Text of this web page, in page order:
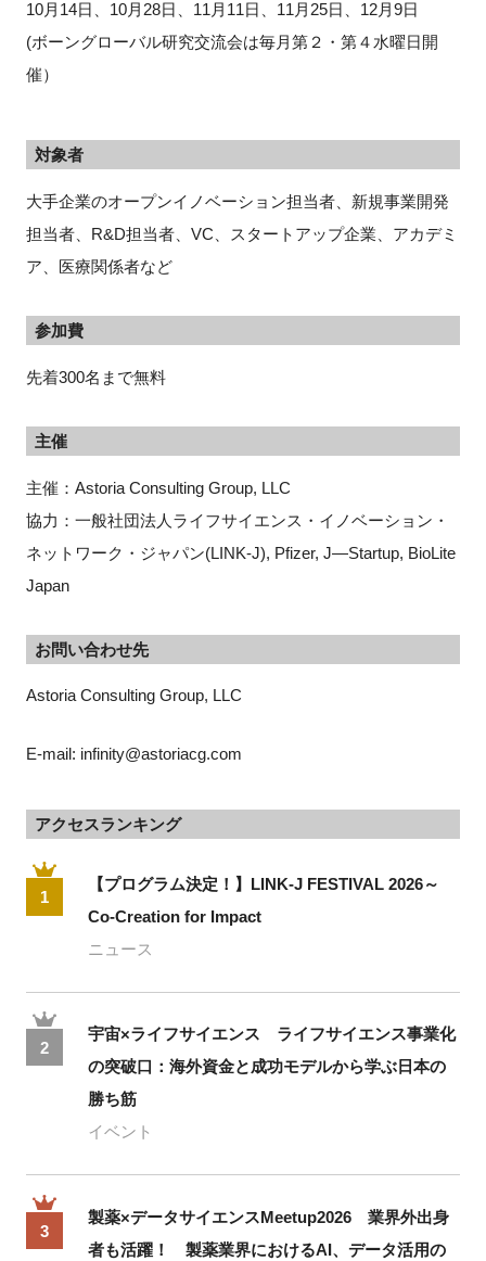
10月14日、10月28日、11月11日、11月25日、12月9日
(ボーングローバル研究交流会は毎月第２・第４水曜日開
催）
対象者
大手企業のオープンイノベーション担当者、新規事業開発
担当者、R&D担当者、VC、スタートアップ企業、アカデミ
ア、医療関係者など
参加費
先着300名まで無料
主催
主催：Astoria Consulting Group, LLC
協力：一般社団法人ライフサイエンス・イノベーション・
ネットワーク・ジャパン(LINK-J), Pfizer, J—Startup, BioLite
Japan
お問い合わせ先
Astoria Consulting Group, LLC
E-mail: infinity@astoriacg.com
アクセスランキング
1
【プログラム決定！】LINK-J FESTIVAL 2026～
Co-Creation for Impact
ニュース
2
宇宙×ライフサイエンス ライフサイエンス事業化
の突破口：海外資金と成功モデルから学ぶ日本の
勝ち筋
イベント
3
製薬×データサイエンスMeetup2026 業界外出身
者も活躍！ 製薬業界におけるAI、データ活用の